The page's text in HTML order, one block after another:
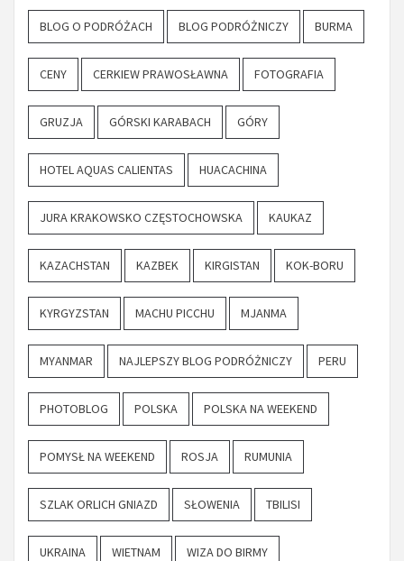
BLOG O PODRÓŻACH BLOG PODRÓŻNICZY BURMA
CENY CERKIEW PRAWOSŁAWNA FOTOGRAFIA
GRUZJA GÓRSKI KARABACH GÓRY
HOTEL AQUAS CALIENTAS HUACACHINA
JURA KRAKOWSKO CZĘSTOCHOWSKA KAUKAZ
KAZACHSTAN KAZBEK KIRGISTAN KOK-BORU
KYRGYZSTAN MACHU PICCHU MJANMA
MYANMAR NAJLEPSZY BLOG PODRÓŻNICZY PERU
PHOTOBLOG POLSKA POLSKA NA WEEKEND
POMYSŁ NA WEEKEND ROSJA RUMUNIA
SZLAK ORLICH GNIAZD SŁOWENIA TBILISI
UKRAINA WIETNAM WIZA DO BIRMY